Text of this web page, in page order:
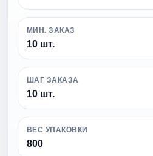
МИН. ЗАКАЗ
10 шт.
ШАГ ЗАКАЗА
10 шт.
ВЕС УПАКОВКИ
800